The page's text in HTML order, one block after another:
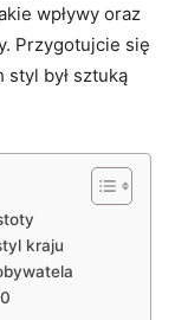
wpływy oraz
Przygotujcie się
był sztuką
kraju